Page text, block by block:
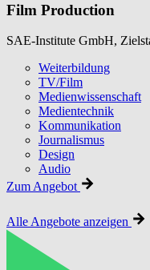
Film Production
SAE-Institute GmbH,
Weiterbildung
TV/Film
Medienwissenschaft
Medientechnik
Kommunikation
Journalismus
Design
Audio
Zum Angebot
Alle Angebote anzeigen